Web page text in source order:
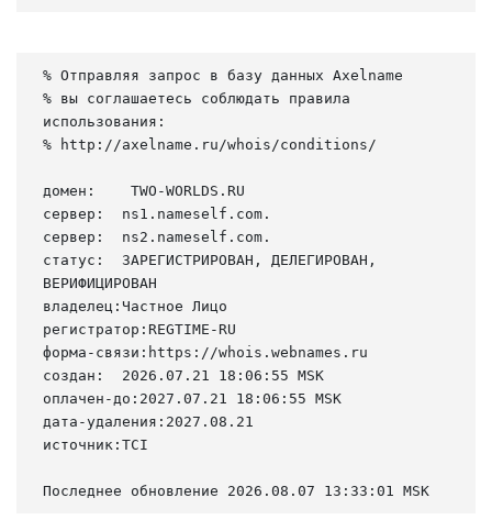
% Отправляя запрос в базу данных Axelname
% вы соглашаетесь соблюдать правила
использования:
% http://axelname.ru/whois/conditions/
домен:    TWO-WORLDS.RU
сервер:  ns1.nameself.com.
сервер:  ns2.nameself.com.
статус:  ЗАРЕГИСТРИРОВАН, ДЕЛЕГИРОВАН,
ВЕРИФИЦИРОВАН
владелец:Частное Лицо
регистратор:REGTIME-RU
форма-связи:https://whois.webnames.ru
создан:  2026.07.21 18:06:55 MSK
оплачен-до:2027.07.21 18:06:55 MSK
дата-удаления:2027.08.21
источник:TCI
Последнее обновление 2026.08.07 13:33:01 MSK